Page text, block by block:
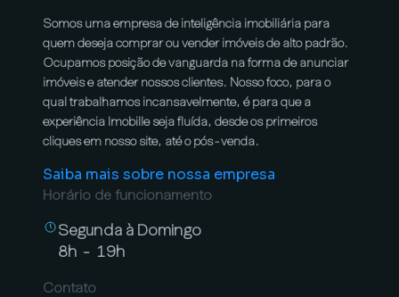
Somos uma empresa de inteligência imobiliária para
quem deseja comprar ou vender imóveis de alto padrão.
Ocupamos posição de vanguarda na forma de anunciar
imóveis e atender nossos clientes. Nosso foco, para o
qual trabalhamos incansavelmente, é para que a
experiência Imobille seja fluída, desde os primeiros
cliques em nosso site, até o pós-venda.
Saiba mais sobre nossa empresa
Horário de funcionamento
Segunda à Domingo
8h - 19h
Contato